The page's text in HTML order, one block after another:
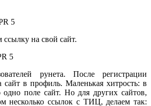
5
на свой сайт.
5
рунета. После регистрации
сайт в профиль. Маленькая хитрость: в
одно поле сайт. Но для других сайтов,
несколько ссылок с ТИЦ, делаем так: